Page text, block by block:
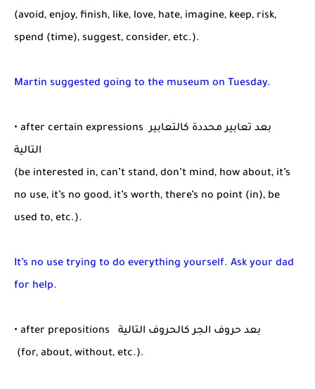
(avoid, enjoy, finish, like, love, hate, imagine, keep, risk,
spend (time), suggest, consider, etc.).
Martin suggested going to the museum on Tuesday.
• after certain expressions بعد تعابير محددة كالتعابير
التالية
(be interested in, can’t stand, don’t mind, how about, it’s
no use, it’s no good, it’s worth, there’s no point (in), be
used to, etc.).
It’s no use trying to do everything yourself. Ask your dad
for help.
• after prepositions بعد حروف الجر كالحروف التالية
(for, about, without, etc.).